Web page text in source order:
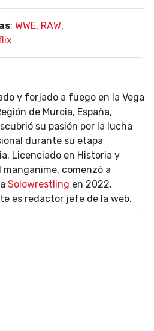
: WWE, RAW,
y forjado a fuego en la Vega
de Murcia, España,
su pasión por la lucha
durante su etapa
Licenciado en Historia y
manganime, comenzó a
Solowrestling en 2022.
es redactor jefe de la web.